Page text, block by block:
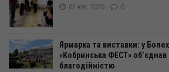
02 кві, 2026 0
Ярмарка та виставки: у
«Кобринська ФЕСТ»
благодійністю